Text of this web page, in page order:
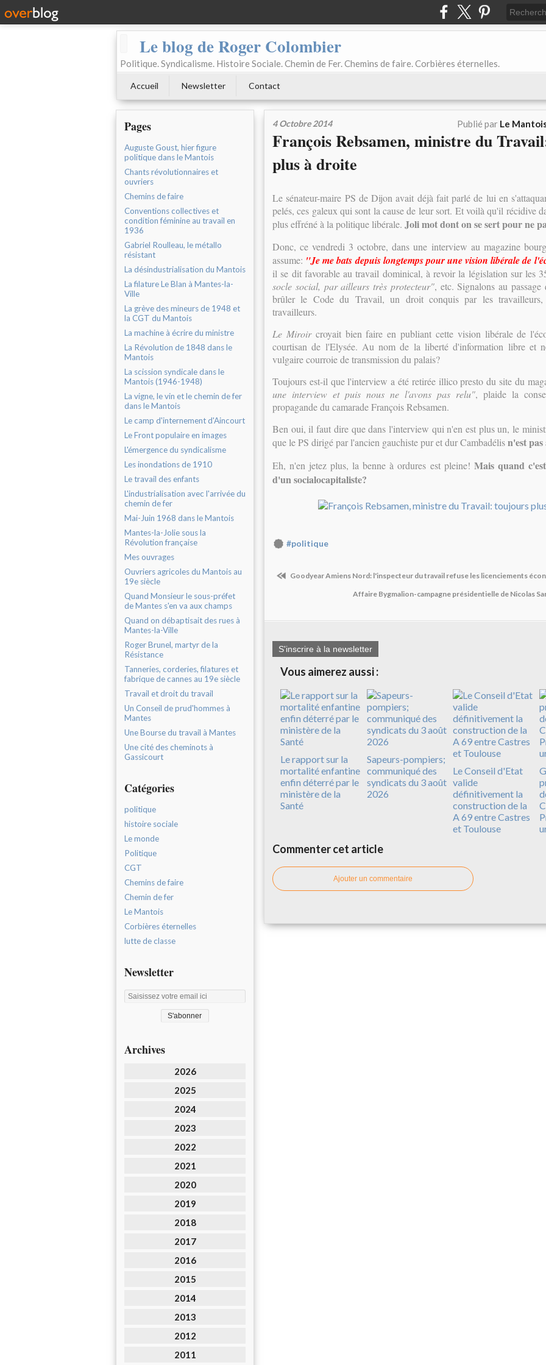
Le blog de Roger Colombier
Politique. Syndicalisme. Histoire Sociale. Chemin de Fer. Chemins de faire. Corbières éternelles.
Accueil Newsletter Contact
Pages
Auguste Goust, hier figure
politique dans le Mantois
Chants révolutionnaires et
ouvriers
Chemins de faire
Conventions collectives et
condition féminine au travail en
1936
Gabriel Roulleau, le métallo
résistant
La désindustrialisation du Mantois
La filature Le Blan à Mantes-la-
Ville
La grève des mineurs de 1948 et
la CGT du Mantois
La machine à écrire du ministre
La Révolution de 1848 dans le
Mantois
La scission syndicale dans le
Mantois (1946-1948)
La vigne, le vin et le chemin de fer
dans le Mantois
Le camp d'internement d'Aincourt
Le Front populaire en images
L'émergence du syndicalisme
Les inondations de 1910
Le travail des enfants
L'industrialisation avec l'arrivée du
chemin de fer
Mai-Juin 1968 dans le Mantois
Mantes-la-Jolie sous la
Révolution française
Mes ouvrages
Ouvriers agricoles du Mantois au
19e siècle
Quand Monsieur le sous-préfet
de Mantes s'en va aux champs
Quand on débaptisait des rues à
Mantes-la-Ville
Roger Brunel, martyr de la
Résistance
Tanneries, corderies, filatures et
fabrique de cannes au 19e siècle
Travail et droit du travail
Un Conseil de prud'hommes à
Mantes
Une Bourse du travail à Mantes
Une cité des cheminots à
Gassicourt
Catégories
politique
histoire sociale
Le monde
Politique
CGT
Chemins de faire
Chemin de fer
Le Mantois
Corbières éternelles
lutte de classe
Newsletter
Archives
2026
2025
2024
2023
2022
2021
2020
2019
2018
2017
2016
2015
2014
2013
2012
2011
4 Octobre 2014 Publié par Le
François Rebsamen, ministre du
plus à droite
Le sénateur-maire PS de Dijon avait déjà fait parlé de lui en
pelés, ces galeux qui sont la cause de leur sort. Et voilà qu'il récidive
plus effréné à la politique libérale. Joli mot dont on se sert pour ne
Donc, ce vendredi 3 octobre, dans une interview au magazine
assume: "Je me bats depuis longtemps pour une vision libérale de
il se dit favorable au travail dominical, à revoir la législation sur les
socle social, par ailleurs très protecteur", etc. Signalons au
brûler le Code du Travail, un droit conquis par les
travailleurs.
Le Miroircroyait bien faire en publiant cette vision libérale de
courtisan de l'Elysée. Au nom de la liberté d'information libre et
vulgaire courroie de transmission du palais?
Toujours est-il que l'interview a été retirée illico presto du site du
une interview et puis nous ne l'avons pas relu", plaide la
propagande du camarade François Rebsamen.
Ben oui, il faut dire que dans l'interview qui n'en est plus un, le
que le PS dirigé par l'ancien gauchiste pur et dur Cambadélisn'est pas
Eh, n'en jetez plus, la benne à ordures est pleine! Mais quand
d'un socialocapitaliste?
#politique
Goodyear Amiens Nord: l'inspecteur du travail refuse les licenciements
Affaire Bygmalion-campagne présidentielle de Nicolas
S'inscrire à la newsletter
Vous aimerez aussi :
Le rapport sur la
mortalité enfantine
enfin déterré par le
ministère de la
Santé
Sapeurs-pompiers;
communiqué des
syndicats du 3 août
2026
Le Conseil d'Etat
valide
définitivement la
construction de la
A 69 entre Castres
et Toulouse
Commenter cet article
Ajouter un commentaire